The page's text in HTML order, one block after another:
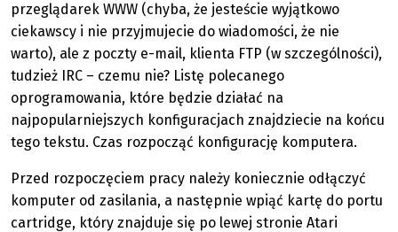
przeglądarek WWW (chyba, że jesteście wyjątkowo
ciekawscy i nie przyjmujecie do wiadomości, że nie
warto), ale z poczty e-mail, klienta FTP (w szczególności),
tudzież IRC – czemu nie? Listę polecanego
oprogramowania, które będzie działać na
najpopularniejszych konfiguracjach znajdziecie na końcu
tego tekstu. Czas rozpocząć konfigurację komputera.
Przed rozpoczęciem pracy należy koniecznie odłączyć
komputer od zasilania, a następnie wpiąć kartę do portu
cartridge, który znajduje się po lewej stronie Atari